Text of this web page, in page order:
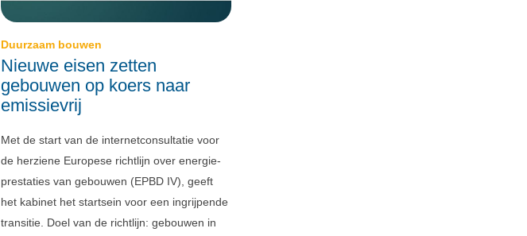
Duurzaam bouwen
Nieuwe eisen zetten
gebouwen op koers naar
emissievrij
Met de start van de internetconsultatie voor
de herziene Europese richtlijn over energie-
prestaties van gebouwen (EPBD IV), geeft
het kabinet het startsein voor een ingrijpende
transitie. Doel van de richtlijn: gebouwen in